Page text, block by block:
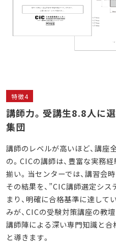
特徴4
講師力。受講生8.8人に
集団
講師のレベルが高いほど、講座
の。CICの講師は、豊富な実務
揃い。当センターでは、講習会
その結果を、”CIC講師選定シス
まり、明確に合格基準に達して
みが、CICの受験対策講座の教
講師陣による深い専門知識と合
と導きます。